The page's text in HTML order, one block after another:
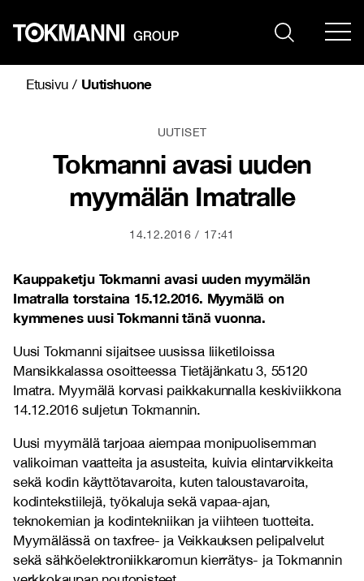
sisältöön
Etusivu/ Uutishuone
UUTISET
Tokmanni avasi uuden
myymälän Imatralle
14.12.2016 17:41
Kauppaketju Tokmanni avasi uuden myymälän
Imatralla torstaina 15.12.2016. Myymälä on
kymmenes uusi Tokmanni tänä vuonna.
Uusi Tokmanni sijaitsee uusissa liiketiloissa
Mansikkalassa osoitteessa Tietäjänkatu 3, 55120
Imatra. Myymälä korvasi paikkakunnalla keskiviikkona
14.12.2016 suljetun Tokmannin.
Uusi myymälä tarjoaa aiempaa monipuolisemman
valikoiman vaatteita ja asusteita, kuivia elintarvikkeita
sekä kodin käyttötavaroita, kuten taloustavaroita,
kodintekstiilejä, työkaluja sekä vapaa-ajan,
teknokemian ja kodintekniikan ja viihteen tuotteita.
Myymälässä on taxfree- ja Veikkauksen pelipalvelut
sekä sähköelektroniikkaromun kierrätys- ja Tokmannin